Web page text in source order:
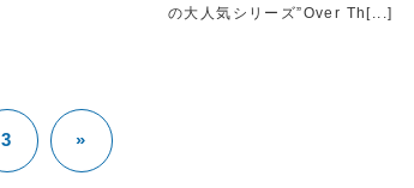
の大人気シリーズ”Over Th[...]
3 »